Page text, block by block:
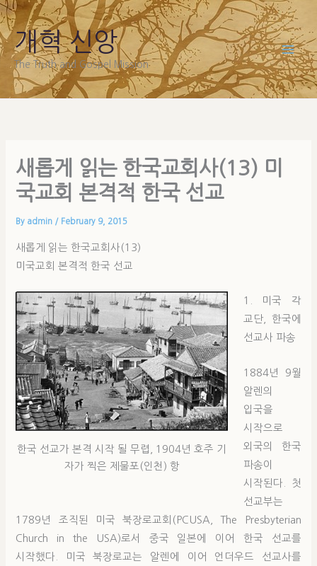
Skip
to
content
개혁 신앙
The Truth and Gospel Mission
새롭게 읽는 한국교회사(13) 미
국교회 본격적 한국 선교
By admin / February 9, 2015
새롭게 읽는 한국교회사(13)
미국교회 본격적 한국 선교
한국 선교가 본격 시작 될 무렵, 1904년 호주 기
자가 찍은 제물포(인천) 항
1. 미국 각
교단, 한국에
선교사 파송
1884년 9월
알렌의
입국을
시작으로
외국의 한국
파송이
시작된다. 첫
선교부는
1789년 조직된 미국 북장로교회(PCUSA, The Presbyterian
Church in the USA)로서 중국 일본에 이어 한국 선교를
시작했다. 미국 북장로교는 알렌에 이어 언더우드 선교사를